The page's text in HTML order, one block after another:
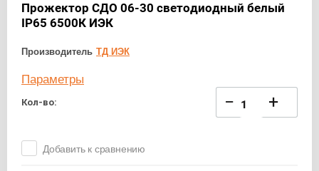
Прожектор СДО 06-30 светодиодный белый
IP65 6500К ИЭК
Производитель ТД ИЭК
Параметры
Кол-во: − +
Добавить к сравнению